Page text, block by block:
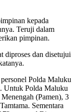
kepada
Teruji dalam
pimpinan.
diproses dan disetujui
Polda Maluku
Untuk Polda Maluku
(Pamen), 3
Sementara